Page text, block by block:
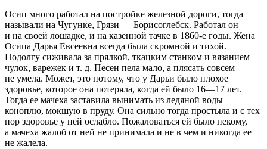
Осип много работал на постройке железной дороги, тогда
называли на Чугунке, Грязи — Борисоглебск. Работал он
и на своей лошадке, и на казенной тачке в 1860-е годы. Жена
Осипа Дарья Евсеевна всегда была скромной и тихой.
Подолгу сиживала за прялкой, ткацким станком и вязанием
чулок, варежек и т. д. Песен пела мало, а плясать совсем
не умела. Может, это потому, что у Дарьи было плохое
здоровье, которое она потеряла, когда ей было 16—17 лет.
Тогда ее мачеха заставила вынимать из ледяной воды
коноплю, мокшую в пруду. Она сильно тогда простыла и с тех
пор здоровье у ней ослабло. Пожаловаться ей было некому,
а мачеха жалоб от ней не принимала и не в чем и никогда ее
не жалела.